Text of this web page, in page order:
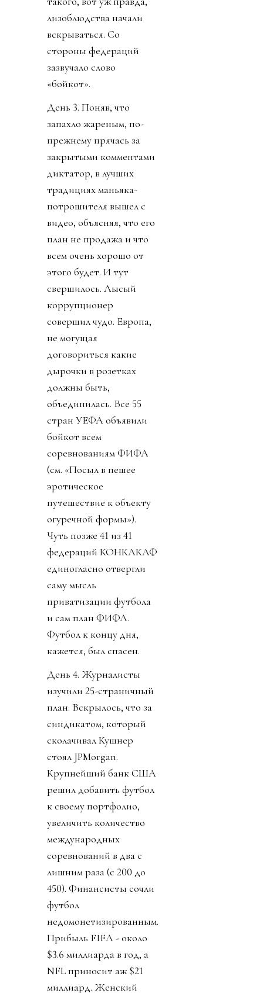
лизоблюдства начали
вскрываться. Со
стороны федераций
зазвучало слово
«бойкот».
День 3. Поняв, что
запахло жареным, по-
прежнему прячась за
закрытыми комментами
диктатор, в лучших
традициях маньяка-
потрошителя вышел с
видео, объясняя, что его
план не продажа и что
всем очень хорошо от
этого будет. И тут
свершилось. Лысый
коррупционер
совершил чудо. Европа,
не могущая
договориться какие
дырочки в розетках
должны быть,
объединилась. Все 55
стран УЕФА объявили
бойкот всем
соревнованиям ФИФА
(см. «Посыл в пешее
эротическое
путешествие к объекту
огуречной формы»).
Чуть позже 41 из 41
федераций КОНКАКАФ
единогласно отвергли
саму мысль
приватизации футбола
и сам план ФИФА.
Футбол к концу дня,
кажется, был спасен.
День 4. Журналисты
изучили 25-страничный
план. Вскрылось, что за
синдикатом, который
сколачивал Кушнер
стоял JPMorgan.
Крупнейший банк США
решил добавить футбол
к своему портфолио,
увеличить количество
международных
соревнований в два с
лишним раза (с 200 до
450). Финансисты сочли
футбол
недомонетизированным.
Прибыль FIFA - около
$3.6 миллиарда в год, а
NFL приносит аж $21
миллиард. Женский